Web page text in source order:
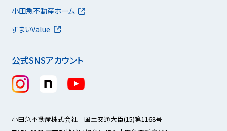
公式SNSアカウント
小田急不動産ホーム
すまいValue
小田急不動産株式会社 国土交通大臣(15)第1168号